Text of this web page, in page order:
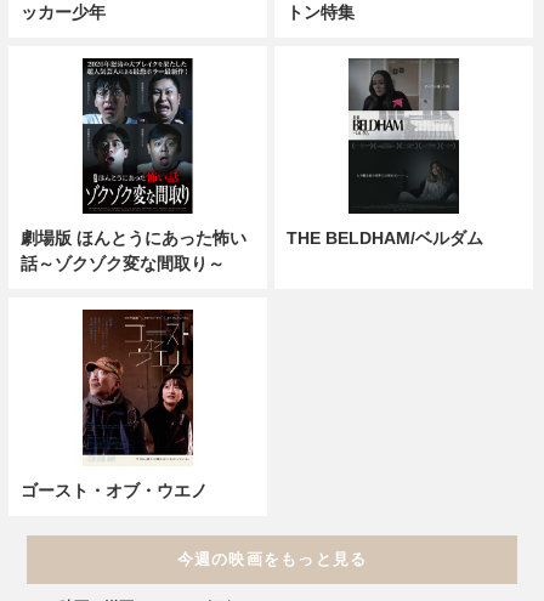
ッカー少年
トン特集
劇場版 ほんとうにあった怖い
話～ゾクゾク変な間取り～
THE BELDHAM/ベルダム
ゴースト・オブ・ウエノ
今週の映画をもっと見る